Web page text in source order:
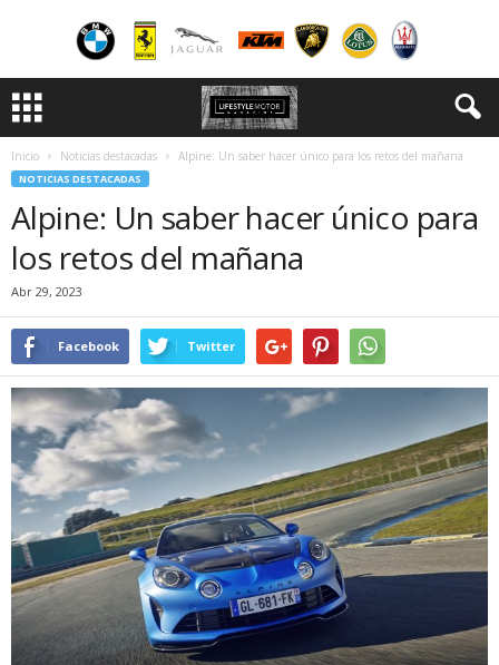
Inicio Noticias destacadas Alpine: Un saber hacer único para los retos del mañana
NOTICIAS DESTACADAS
Alpine: Un saber hacer único para
los retos del mañana
Abr 29, 2023
Facebook Twitter